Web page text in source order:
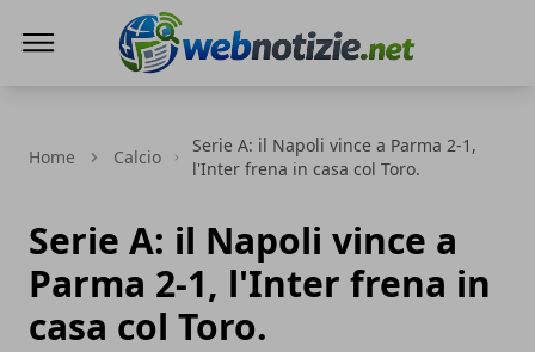
Home Calcio
Serie A: il Napoli vince a Parma 2-1,
l'Inter frena in casa col Toro.
Serie A: il Napoli vince a
Parma 2-1, l'Inter frena in
casa col Toro.